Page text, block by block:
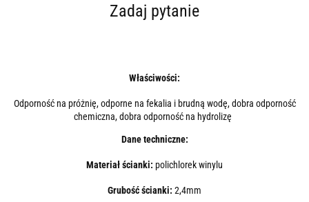
Zadaj pytanie
Właściwości:
Odporność na próżnię, odporne na fekalia i brudną wodę, dobra odporność
chemiczna, dobra odporność na hydrolizę
Dane techniczne:
Materiał ścianki: polichlorek winylu
Grubość ścianki: 2,4mm